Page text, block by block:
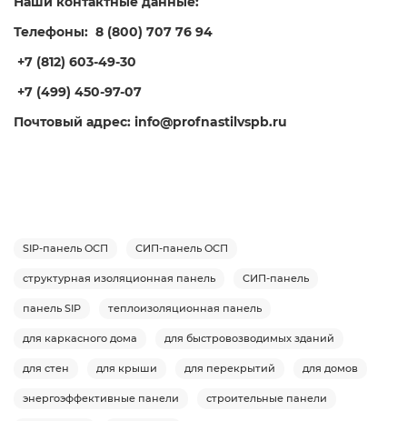
Телефоны: 8 (800) 707 76 94
+7 (812) 603-49-30
+7 (499) 450-97-07
Почтовый адрес: info@profnastilvspb.ru
SIP-панель ОСП СИП-панель ОСП
структурная изоляционная панель СИП-панель
панель SIP теплоизоляционная панель
для каркасного дома для быстровозводимых зданий
для стен для крыши для перекрытий для домов
энергоэффективные панели строительные панели